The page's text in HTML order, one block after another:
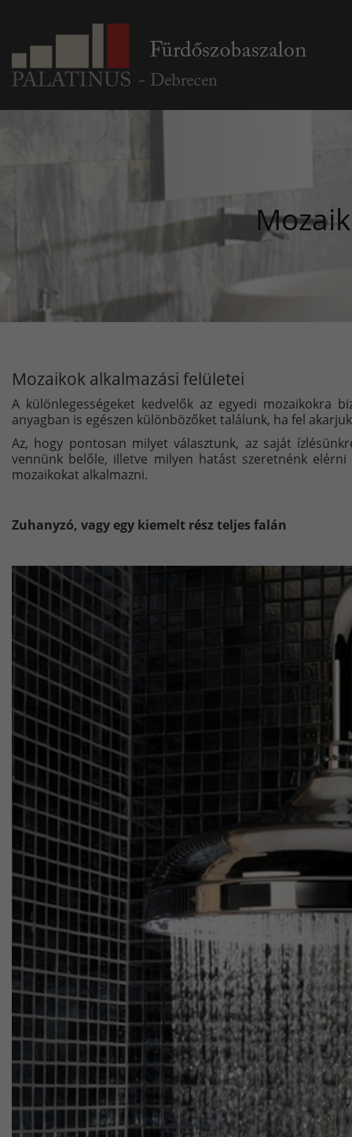
Mozaikok alkalmazási felületei
A különlegességeket kedvelők az egyedi mozaikokra
anyagban is egészen különbözőket találunk, ha fel
Az, hogy pontosan milyet választunk, az saját
vennünk belőle, illetve milyen hatást szeretnénk
mozaikokat alkalmazni.
Zuhanyzó, vagy egy kiemelt rész teljes falán